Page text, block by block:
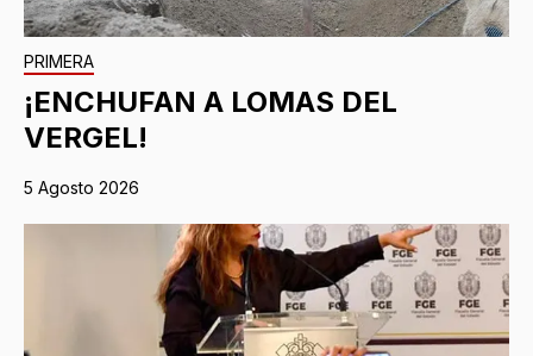
PRIMERA
¡ENCHUFAN A LOMAS DEL
VERGEL!
5 Agosto 2026